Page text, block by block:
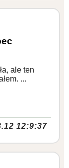
ale ten
...
12:9:37